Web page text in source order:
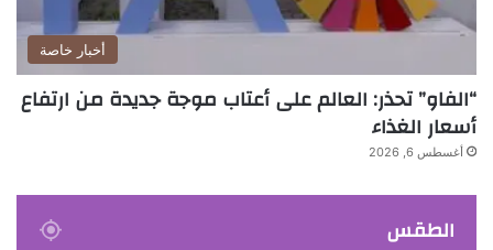
أخبار خاصة
“الفاو” تحذر: العالم على أعتاب موجة جديدة من ارتفاع
أسعار الغذاء
أغسطس 6, 2026
الطقس